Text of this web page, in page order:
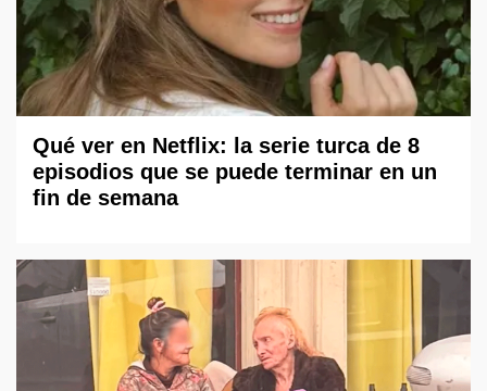
Qué ver en Netflix: la serie turca de 8
episodios que se puede terminar en un
fin de semana